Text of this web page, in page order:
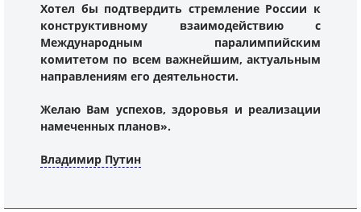
Хотел бы подтвердить стремление России к
конструктивному взаимодействию с
Международным паралимпийским
комитетом по всем важнейшим, актуальным
направлениям его деятельности.
Желаю Вам успехов, здоровья и реализации
намеченных планов».
Владимир Путин